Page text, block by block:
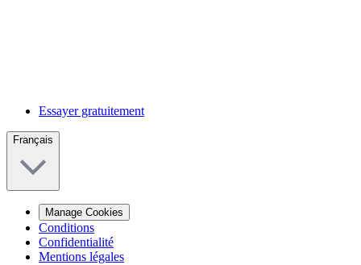
Essayer gratuitement
Français
Manage Cookies
Conditions
Confidentialité
Mentions légales